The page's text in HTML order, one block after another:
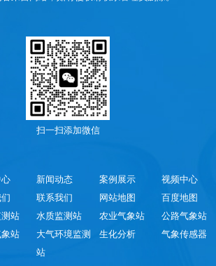
扫一扫添加微信
新闻动态 案例展示
视频中心
联系我们 网站地图
百度地图
站 水质监测站 农业气象站
公路气象站
站
大气环境监测
站
生化分析 气象传感器